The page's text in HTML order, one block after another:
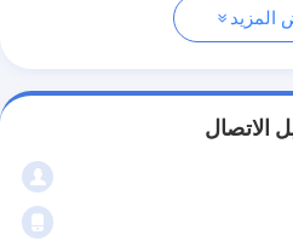
المزيد
الاتصال